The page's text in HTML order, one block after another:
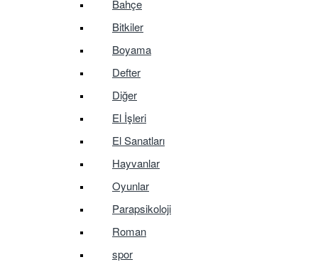
Bahçe
Bitkiler
Boyama
Defter
Diğer
El İşleri
El Sanatları
Hayvanlar
Oyunlar
Parapsikoloji
Roman
spor